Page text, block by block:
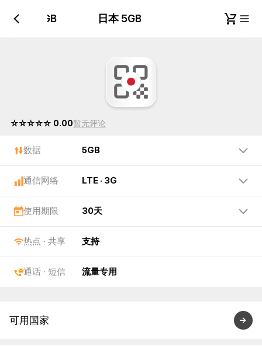
日本 5GB 日本 5GB
☆☆☆☆☆ 0.00暂无评论
数据 5GB
通信网络 LTE · 3G
使用期限 30天
热点 · 共享 支持
通话 · 短信 流量专用
可用国家